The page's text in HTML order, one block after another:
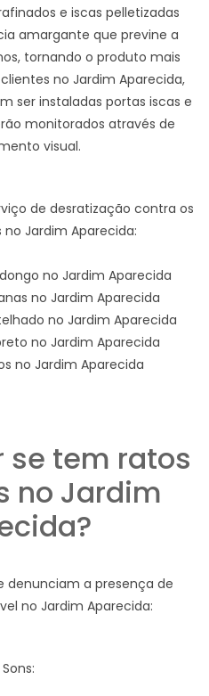
e iscas pelletizadas
amargante que previne a
tornando o produto mais
no Jardim Aparecida,
ser instaladas portas iscas e
monitorados através de
visual.
de desratização contra os
Jardim Aparecida:
no Jardim Aparecida
no Jardim Aparecida
no Jardim Aparecida
no Jardim Aparecida
no Jardim Aparecida
se tem ratos
no Jardim
denunciam a presença de
no Jardim Aparecida: